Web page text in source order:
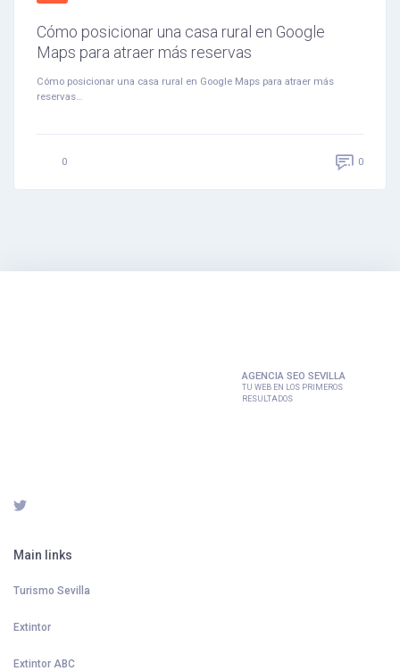
Cómo posicionar una casa rural en Google
Maps para atraer más reservas
Cómo posicionar una casa rural en Google Maps para atraer más
reservas…
0 0
AGENCIA SEO SEVILLA
TU WEB EN LOS PRIMEROS
RESULTADOS
Main links
Turismo Sevilla
Extintor
Extintor ABC